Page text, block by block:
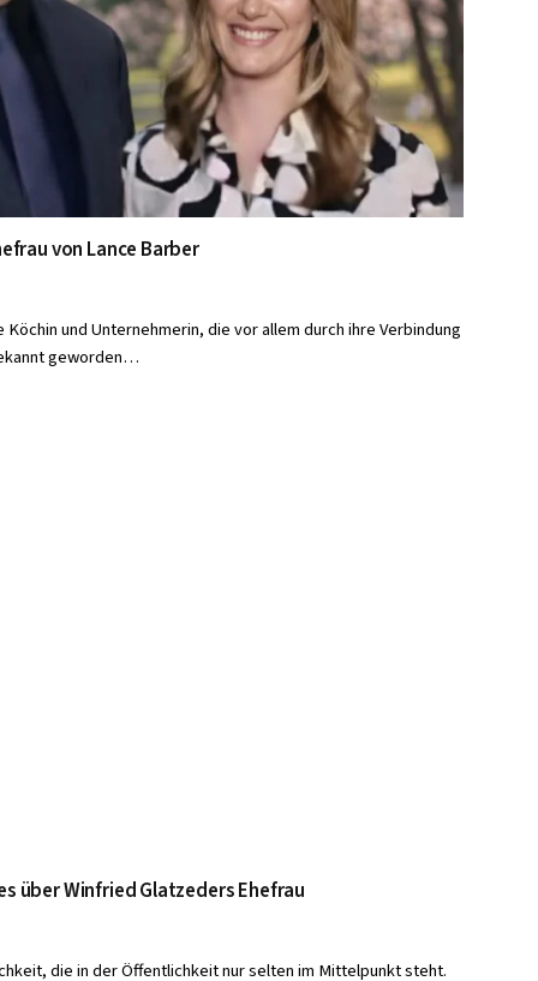
von Lance Barber
und Unternehmerin, die vor allem durch ihre Verbindung
geworden…
über Winfried Glatzeders Ehefrau
die in der Öffentlichkeit nur selten im Mittelpunkt steht.